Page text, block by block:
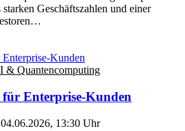
Geschäftszahlen und einer
& Quantencomputing
Enterprise-Kunden
04.06.2026, 13:30 Uhr